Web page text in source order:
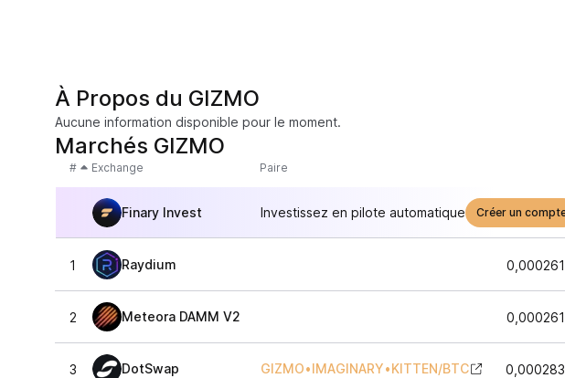
À Propos du GIZMO
Aucune information disponible pour le moment.
Marchés GIZMO
# Exchange Paire
Finary Invest Investissez en pilote automatique Créer un
1 Raydium
2 Meteora DAMM V2
3 DotSwap GIZMO•IMAGINARY•KITTEN/BTC